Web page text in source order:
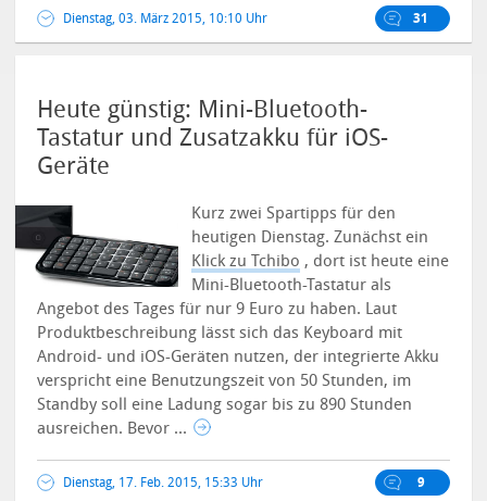
Dienstag, 03. März 2015, 10:10 Uhr 31
Heute günstig: Mini-Bluetooth-
Tastatur und Zusatzakku für iOS-
Geräte
Kurz zwei Spartipps für den
heutigen Dienstag. Zunächst ein
Klick zu Tchibo , dort ist heute eine
Mini-Bluetooth-Tastatur als
Angebot des Tages für nur 9 Euro zu haben. Laut
Produktbeschreibung lässt sich das Keyboard mit
Android- und iOS-Geräten nutzen, der integrierte Akku
verspricht eine Benutzungszeit von 50 Stunden, im
Standby soll eine Ladung sogar bis zu 890 Stunden
ausreichen. Bevor ...
Dienstag, 17. Feb. 2015, 15:33 Uhr 9